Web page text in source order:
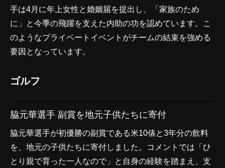
手は4月に年上女性と婚姻届を提出し、「家族のため
に」と今季の飛躍を支えた内助の功を認めています。こ
のようなプライベートイベントがチームの結束を強める
要因となっています。
ゴルフ
脇元華選手 副賞を地元子供たちに寄付
脇元華選手が初優勝の副賞である米10俵と3年分の飲料
を、地元の子供たちに寄付しました。コメントでは「ひ
とり親で育った一人なので」と自身の経験を踏まえ、支